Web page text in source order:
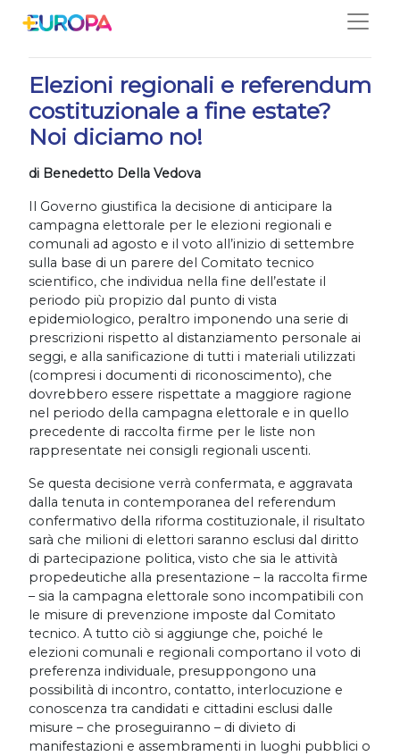
25/05/2020
Elezioni regionali e referendum
costituzionale a fine estate?
Noi diciamo no!
di Benedetto Della Vedova
Il Governo giustifica la decisione di anticipare la
campagna elettorale per le elezioni regionali e
comunali ad agosto e il voto all’inizio di settembre
sulla base di un parere del Comitato tecnico
scientifico, che individua nella fine dell’estate il
periodo più propizio dal punto di vista
epidemiologico, peraltro imponendo una serie di
prescrizioni rispetto al distanziamento personale ai
seggi, e alla sanificazione di tutti i materiali utilizzati
(compresi i documenti di riconoscimento), che
dovrebbero essere rispettate a maggiore ragione
nel periodo della campagna elettorale e in quello
precedente di raccolta firme per le liste non
rappresentate nei consigli regionali uscenti.
Se questa decisione verrà confermata, e aggravata
dalla tenuta in contemporanea del referendum
confermativo della riforma costituzionale, il risultato
sarà che milioni di elettori saranno esclusi dal diritto
di partecipazione politica, visto che sia le attività
propedeutiche alla presentazione – la raccolta firme
– sia la campagna elettorale sono incompatibili con
le misure di prevenzione imposte dal Comitato
tecnico. A tutto ciò si aggiunge che, poiché le
elezioni comunali e regionali comportano il voto di
preferenza individuale, presuppongono una
possibilità di incontro, contatto, interlocuzione e
conoscenza tra candidati e cittadini esclusi dalle
misure – che proseguiranno – di divieto di
manifestazioni e assembramenti in luoghi pubblici o